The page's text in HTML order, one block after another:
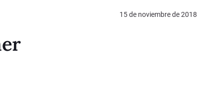
15 de noviembre de 2018